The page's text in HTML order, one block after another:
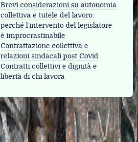
Brevi considerazioni su autonomia
collettiva e tutele del lavoro:
perché l’intervento del legislatore
è improcrastinabile
Contrattazione collettiva e
relazioni sindacali post Covid
Contratti collettivi e dignità e
libertà di chi lavora